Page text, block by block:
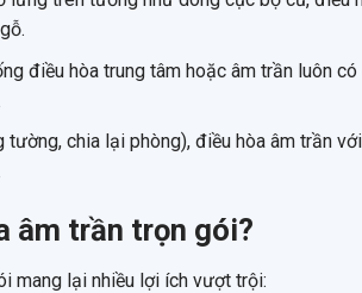
điều hòa trung tâm hoặc âm trần luôn có
chia lại phòng), điều hòa âm trần
âm trần trọn gói?
mang lại nhiều lợi ích vượt trội: